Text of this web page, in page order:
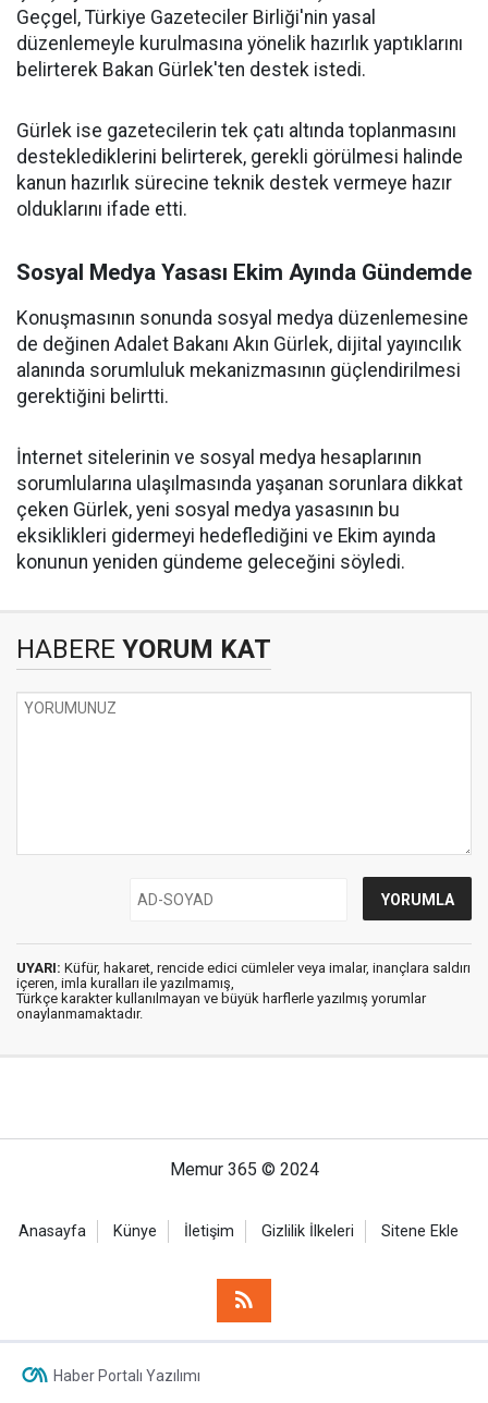
Geçgel, Türkiye Gazeteciler Birliği'nin yasal
düzenlemeyle kurulmasına yönelik hazırlık yaptıklarını
belirterek Bakan Gürlek'ten destek istedi.
Gürlek ise gazetecilerin tek çatı altında toplanmasını
desteklediklerini belirterek, gerekli görülmesi halinde
kanun hazırlık sürecine teknik destek vermeye hazır
olduklarını ifade etti.
Sosyal Medya Yasası Ekim Ayında Gündemde
Konuşmasının sonunda sosyal medya düzenlemesine
de değinen Adalet Bakanı Akın Gürlek, dijital yayıncılık
alanında sorumluluk mekanizmasının güçlendirilmesi
gerektiğini belirtti.
İnternet sitelerinin ve sosyal medya hesaplarının
sorumlularına ulaşılmasında yaşanan sorunlara dikkat
çeken Gürlek, yeni sosyal medya yasasının bu
eksiklikleri gidermeyi hedeflediğini ve Ekim ayında
konunun yeniden gündeme geleceğini söyledi.
HABERE YORUM KAT
UYARI: Küfür, hakaret, rencide edici cümleler veya imalar, inançlara saldırı
içeren, imla kuralları ile yazılmamış,
Türkçe karakter kullanılmayan ve büyük harflerle yazılmış yorumlar
onaylanmamaktadır.
Memur 365 © 2024
Anasayfa Künye İletişim Gizlilik İlkeleri Sitene Ekle
Haber Portalı Yazılımı